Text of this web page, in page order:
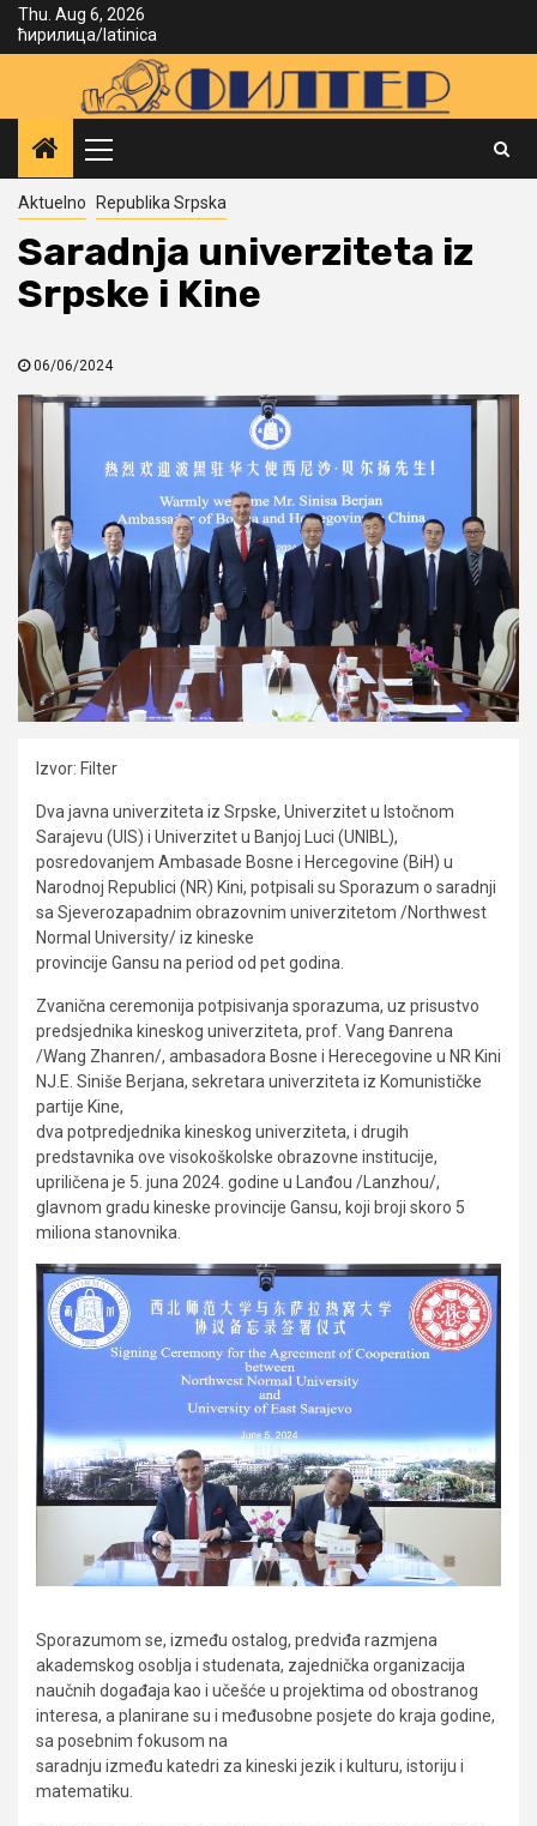
SkipThu. Aug 6, 2026
ћирилица/latinica
Menu
Aktuelno Republika Srpska
Saradnja univerziteta iz
Srpske i Kine
06/06/2024
Izvor: Filter
Dva javna univerziteta iz Srpske, Univerzitet u Istočnom
Sarajevu (UIS) i Univerzitet u Banjoj Luci (UNIBL),
posredovanjem Ambasade Bosne i Hercegovine (BiH) u
Narodnoj Republici (NR) Kini, potpisali su Sporazum o saradnji
sa Sjeverozapadnim obrazovnim univerzitetom /Northwest
Normal University/ iz kineske
provincije Gansu na period od pet godina.
Zvanična ceremonija potpisivanja sporazuma, uz prisustvo
predsjednika kineskog univerziteta, prof. Vang Đanrena
/Wang Zhanren/, ambasadora Bosne i Herecegovine u NR Kini
NJ.E. Siniše Berjana, sekretara univerziteta iz Komunističke
partije Kine,
dva potpredjednika kineskog univerziteta, i drugih
predstavnika ove visokoškolske obrazovne institucije,
upriličena je 5. juna 2024. godine u Lanđou /Lanzhou/,
glavnom gradu kineske provincije Gansu, koji broji skoro 5
miliona stanovnika.
Sporazumom se, između ostalog, predviđa razmjena
akademskog osoblja i studenata, zajednička organizacija
naučnih događaja kao i učešće u projektima od obostranog
interesa, a planirane su i međusobne posjete do kraja godine,
sa posebnim fokusom na
saradnju između katedri za kineski jezik i kulturu, istoriju i
matematiku.